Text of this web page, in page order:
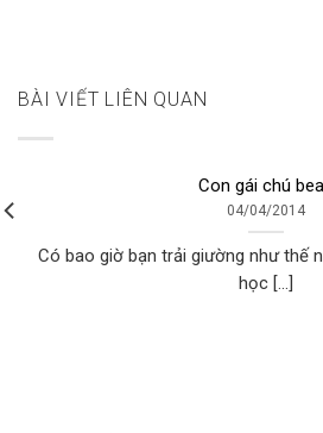
BÀI VIẾT LIÊN QUAN
Con gái chú
04/04/2014
Có bao giờ bạn trải giường như thế
học [...]